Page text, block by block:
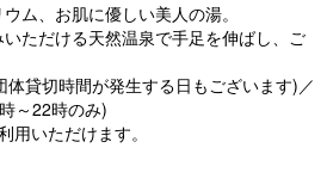
ム、お肌に優しい美人の湯。
ただける天然温泉で手足を伸ばし、ご
貸切時間が発生する日もございます)／
～22時のみ)
用いただけます。